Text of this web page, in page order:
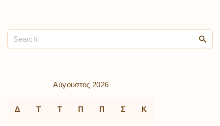
Αύγουστος 2026
Δ Τ Τ Π Π Σ Κ